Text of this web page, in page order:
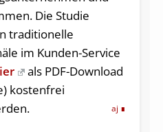
Die Studie
traditionelle
im Kunden-Service
als PDF-Download
kostenfrei
aj